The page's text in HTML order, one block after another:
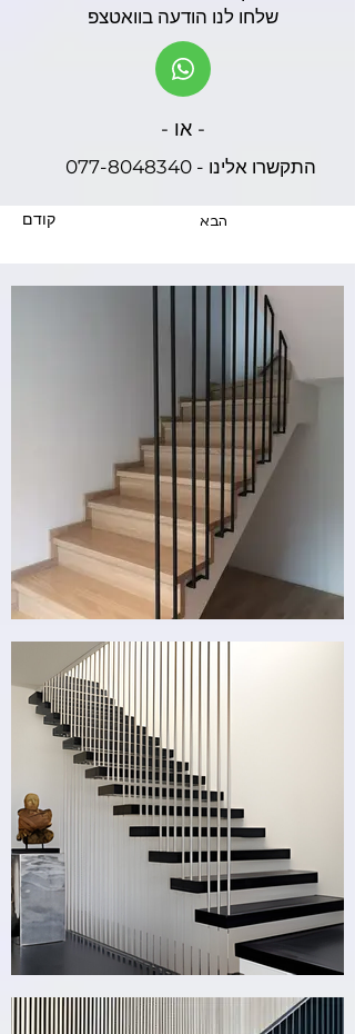
שלחו לנו הודעה בוואטצפ
- או -
התקשרו אלינו - 077-8048340
קודם הבא